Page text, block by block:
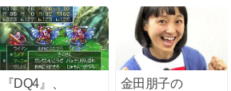
『DQ4』、
金田朋子の